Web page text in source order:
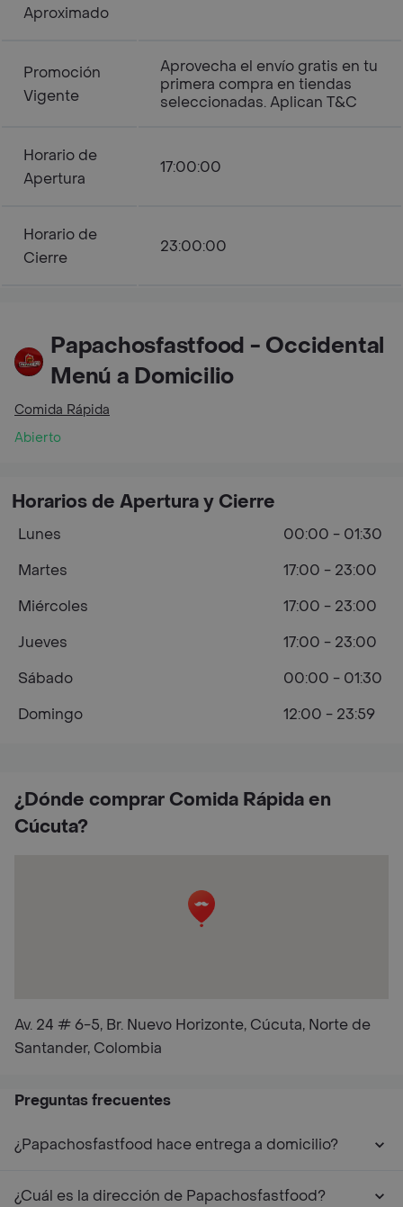
Aproximado
Promoción
Vigente
Aprovecha el envío gratis en tu
primera compra en tiendas
seleccionadas. Aplican T&C
Horario de
Apertura
17:00:00
Horario de
Cierre
23:00:00
Papachosfastfood - Occidental
Menú a Domicilio
Comida Rápida
Abierto
¿Dónde comprar Comida Rápida en
Cúcuta?
Av. 24 # 6-5, Br. Nuevo Horizonte, Cúcuta, Norte de
Santander, Colombia
Horarios de Apertura y Cierre
Lunes
00:00 - 01:30
Martes
17:00 - 23:00
Miércoles
17:00 - 23:00
Jueves
17:00 - 23:00
Sábado
00:00 - 01:30
Domingo
12:00 - 23:59
Preguntas frecuentes
¿Papachosfastfood hace entrega a domicilio?
¿Cuál es la dirección de Papachosfastfood?